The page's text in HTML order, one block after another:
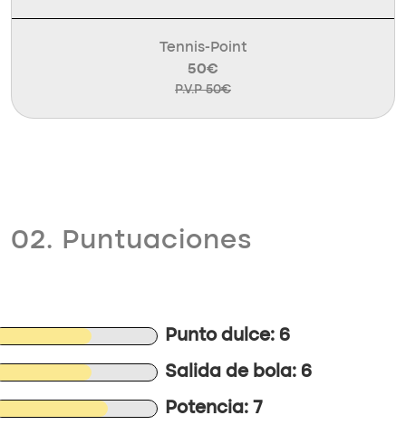
Tennis-Point
50€
P.V.P 50€
02. Puntuaciones
Punto dulce: 6
Salida de bola: 6
Potencia: 7